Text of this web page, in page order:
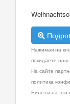
Нажимая на
покидаете наш
На сайте
политика
Билеты на это